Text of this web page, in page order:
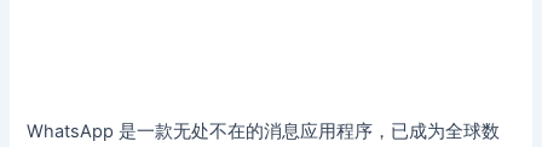
WhatsApp 是一款无处不在的消息应用程序，已成为全球数